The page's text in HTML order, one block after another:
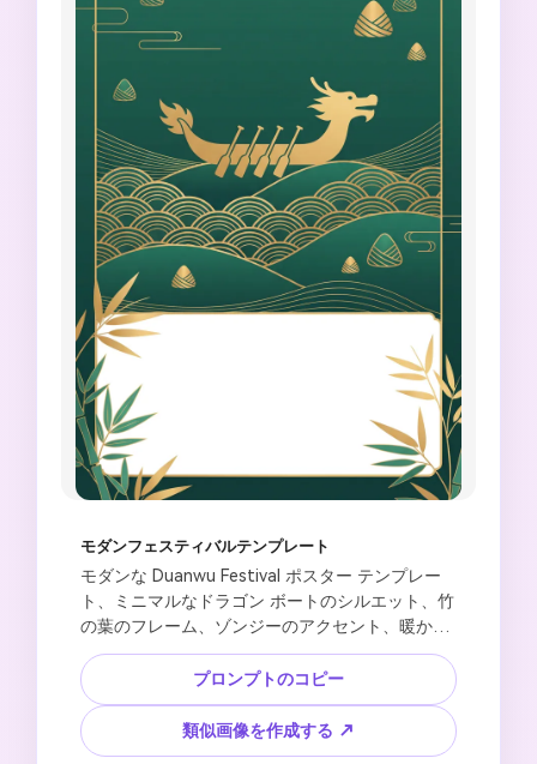
モダンフェスティバルテンプレート
モダンな Duanwu Festival ポスター テンプレー
ト、ミニマルなドラゴン ボートのシルエット、竹
の葉のフレーム、ゾンジーのアクセント、暖かい
ゴールドのハイライトを備えた翡翠の緑の背景、
装飾的なウェーブ ライン、大きな空白のタイトル
スペースと下部のイベント詳細エリア、高解像度
のグラフィック デザイン、読みやすいテキストな
し、ブランド ロゴなし、コピーされたポスター
プロンプトのコピー
類似画像を作成する ↗